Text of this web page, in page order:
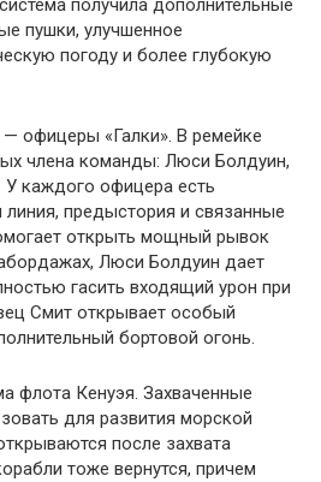
получила дополнительные
пушки, улучшенное
погоду и более глубокую
— офицеры «Галки». В ремейке
члена команды: Люси Болдуин,
каждого офицера есть
предыстория и связанные
открыть мощный рывок
Люси Болдуин дает
гасить входящий урон при
Смит открывает особый
бортовой огонь.
флота Кенуэя. Захваченные
для развития морской
после захвата
тоже вернутся, причем